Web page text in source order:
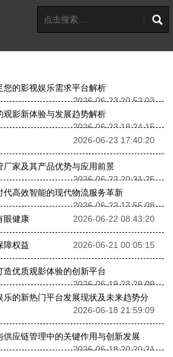
您的影视娱乐需求平台解析
2026-06-23 20:52:03
观影新体验与发展趋势解析
2026-06-23 18:24:15
2026-06-23 17:40:20
厂家及其产品优势与应用前景
2026-06-22 20:31:25
代高效智能的现代物流服务革新
2026-06-22 17:55:08
眼健康
2026-06-22 08:43:20
障权益 2026-06-21 00:05:15
优质观影体验的创新平台
2026-06-19 23:29:09
乐的新热门平台发展现状及未来趋势分
2026-06-18 21:59:09
供应链管理中的关键作用与创新发展
2026-06-18 20:20:21